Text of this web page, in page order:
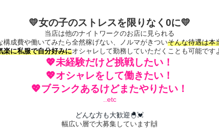
💛女の子のストレスを限りなく0に💛
当店は他のナイトワークのお店に見られる
構成費や働いてみたら全然稼げない、ノルマがきついそんな待遇は本
楽に私服で自分好みにオシャレして勤務していただくことも可能です
💖未経験だけど挑戦したい！
💖オシャレをして働きたい！
💖ブランクあるけどまたやりたい！
..etc
どんな方も大歓迎🐣💓
幅広い層で大募集しています🙌